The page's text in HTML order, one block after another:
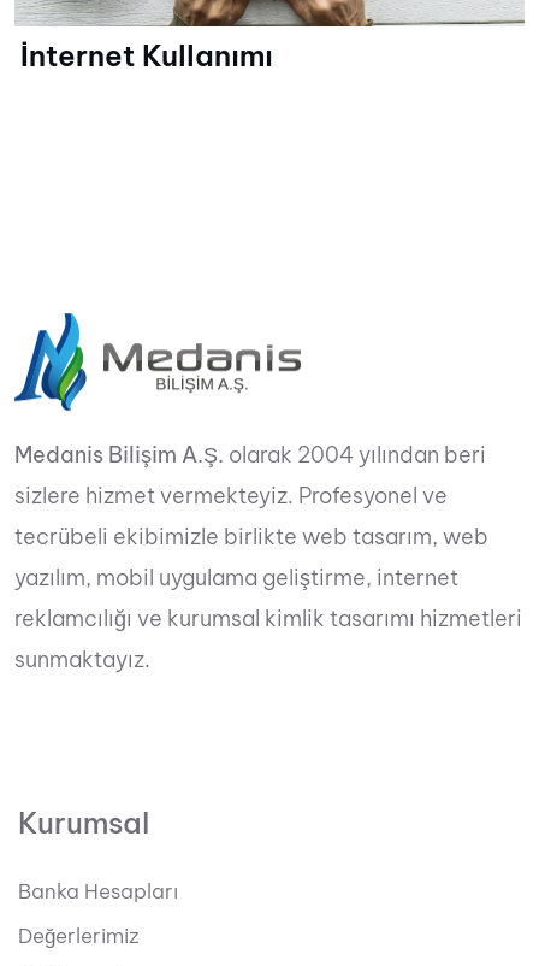
İnternet Kullanımı
Medanis Bilişim A.Ş. olarak 2004 yılından beri
sizlere hizmet vermekteyiz. Profesyonel ve
tecrübeli ekibimizle birlikte web tasarım, web
yazılım, mobil uygulama geliştirme, internet
reklamcılığı ve kurumsal kimlik tasarımı hizmetleri
sunmaktayız.
Kurumsal
Banka Hesapları
Değerlerimiz